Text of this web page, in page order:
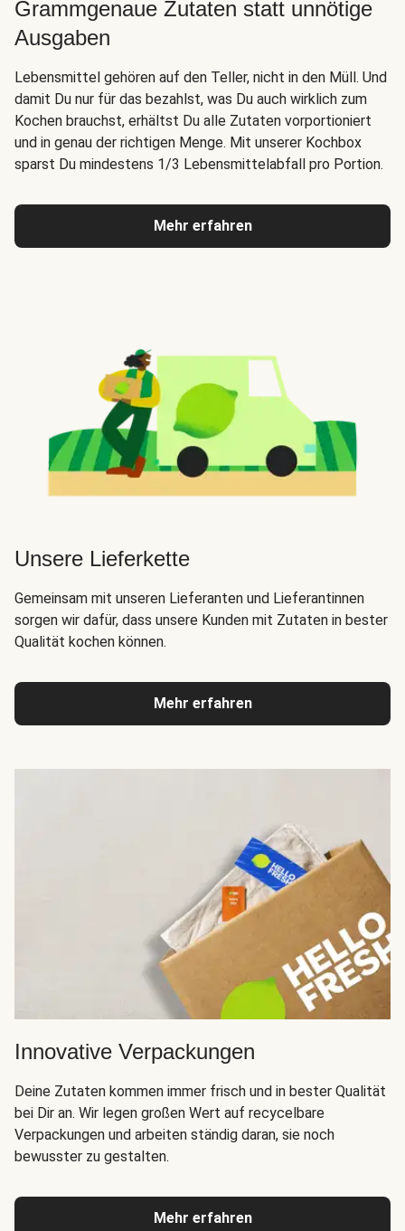
Grammgenaue Zutaten statt unnötige
Ausgaben
Lebensmittel gehören auf den Teller, nicht in den Müll. Und
damit Du nur für das bezahlst, was Du auch wirklich zum
Kochen brauchst, erhältst Du alle Zutaten vorportioniert
und in genau der richtigen Menge. Mit unserer Kochbox
sparst Du mindestens 1/3 Lebensmittelabfall pro Portion.
Mehr erfahren
Unsere Lieferkette
Gemeinsam mit unseren Lieferanten und Lieferantinnen
sorgen wir dafür, dass unsere Kunden mit Zutaten in bester
Qualität kochen können.
Mehr erfahren
Innovative Verpackungen
Deine Zutaten kommen immer frisch und in bester Qualität
bei Dir an. Wir legen großen Wert auf recycelbare
Verpackungen und arbeiten ständig daran, sie noch
bewusster zu gestalten.
Mehr erfahren